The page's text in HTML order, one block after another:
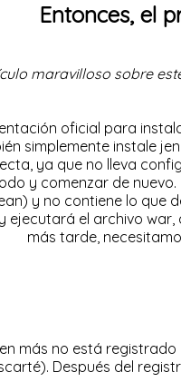
Entonces, el
maravilloso sobre
oficial para
simplemente instale
ya que no lleva
y comenzar de
y no contiene lo que
ejecutará el archivo
más tarde,
más no está registrado
Después del